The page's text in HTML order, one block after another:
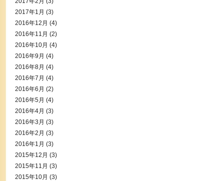
2017年1月 (3)
2016年12月 (4)
2016年11月 (2)
2016年10月 (4)
2016年9月 (4)
2016年8月 (4)
2016年7月 (4)
2016年6月 (2)
2016年5月 (4)
2016年4月 (3)
2016年3月 (3)
2016年2月 (3)
2016年1月 (3)
2015年12月 (3)
2015年11月 (3)
2015年10月 (3)